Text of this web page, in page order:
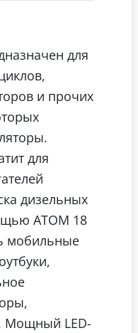
для
и прочих
для
дизельных
АТОМ 18
мобильные
Мощный LED-